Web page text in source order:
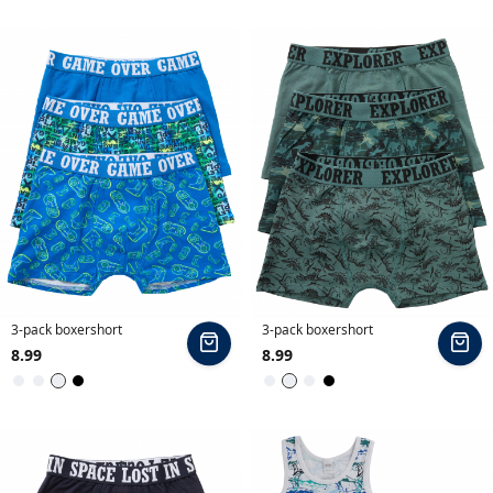
n
s
e
t
s
n
a
3-pack boxershort
8.99
In
winkelmand
Zwart
3-pack boxershort
8.99
In
Zwart